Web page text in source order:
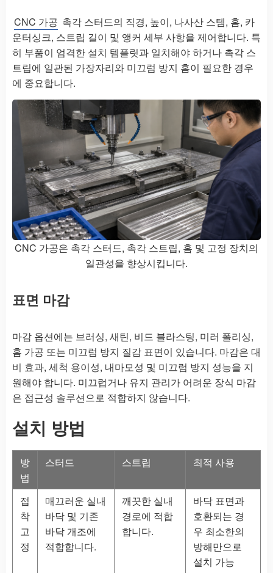
CNC 가공 촉각 스터드의 직경, 높이, 나사산 스템, 홈, 카
운터싱크, 스트립 길이 및 앵커 세부 사항을 제어합니다. 특
히 부품이 엄격한 설치 템플릿과 일치해야 하거나 촉각 스
트립에 일관된 가장자리와 미끄럼 방지 홈이 필요한 경우
에 중요합니다.
CNC 가공은 촉각 스터드, 촉각 스트립, 홈 및 고정 장치의
일관성을 향상시킵니다.
표면 마감
마감 옵션에는 브러싱, 새틴, 비드 블라스팅, 미러 폴리싱,
홈 가공 또는 미끄럼 방지 질감 표면이 있습니다. 마감은 대
비 효과, 세척 용이성, 내마모성 및 미끄럼 방지 성능을 지
원해야 합니다. 미끄럽거나 유지 관리가 어려운 장식 마감
은 접근성 솔루션으로 적합하지 않습니다.
설치 방법
방
법
스터드 스트립 최적 사용
접
착
고
정
매끄러운 실내
바닥 및 기존
바닥 개조에
적합합니다.
깨끗한 실내
경로에 적합
합니다.
바닥 표면과
호환되는 경
우 최소한의
방해만으로
설치 가능